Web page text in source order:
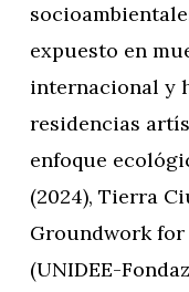
expuesto en
internacional y
residencias
enfoque
(2024), Tierra
Groundwork for
(UNIDEE-